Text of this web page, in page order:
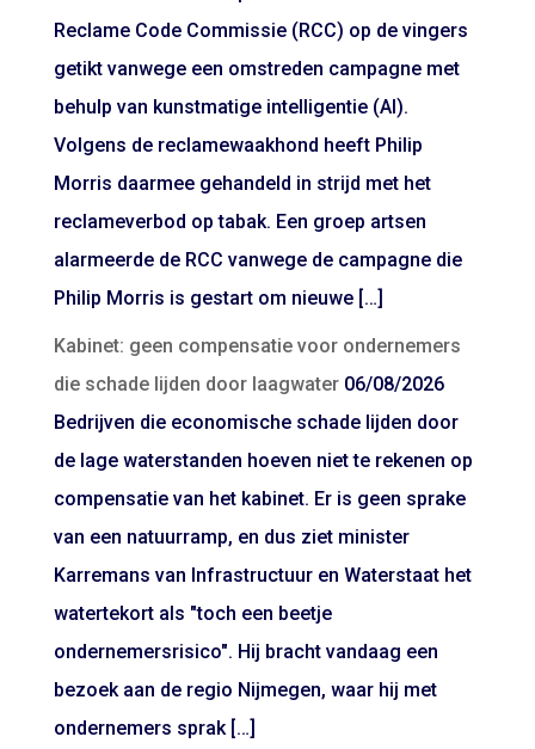
Reclame Code Commissie (RCC) op de vingers
getikt vanwege een omstreden campagne met
behulp van kunstmatige intelligentie (AI).
Volgens de reclamewaakhond heeft Philip
Morris daarmee gehandeld in strijd met het
reclameverbod op tabak. Een groep artsen
alarmeerde de RCC vanwege de campagne die
Philip Morris is gestart om nieuwe […]
Kabinet: geen compensatie voor ondernemers
die schade lijden door laagwater 06/08/2026
Bedrijven die economische schade lijden door
de lage waterstanden hoeven niet te rekenen op
compensatie van het kabinet. Er is geen sprake
van een natuurramp, en dus ziet minister
Karremans van Infrastructuur en Waterstaat het
watertekort als "toch een beetje
ondernemersrisico". Hij bracht vandaag een
bezoek aan de regio Nijmegen, waar hij met
ondernemers sprak […]